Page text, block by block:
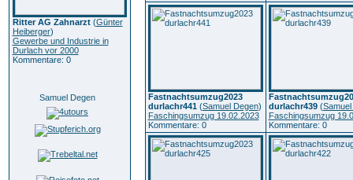
Ritter AG Zahnarzt(Günter
Heiberger)
Gewerbe und Industrie in
Durlach vor 2000
Kommentare: 0
Samuel Degen
Fastnachtsumzug2023
durlachr441(Samuel Degen)
Faschingsumzug 19.02.2023
Kommentare: 0
durlachr439(
Faschingsumzug
Kommentare: 0